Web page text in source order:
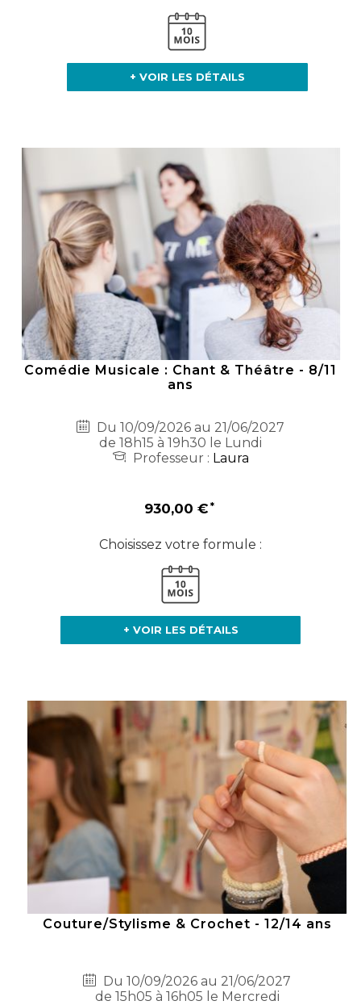
+ VOIR LES DÉTAILS
Comédie Musicale : Chant & Théâtre - 8/11
ans
Du 10/09/2026 au 21/06/2027
de 18h15 à 19h30 le Lundi
Professeur : Laura
930,00 €
Choisissez votre formule :
+ VOIR LES DÉTAILS
Couture/Stylisme & Crochet - 12/14 ans
Du 10/09/2026 au 21/06/2027
de 15h05 à 16h05 le Mercredi